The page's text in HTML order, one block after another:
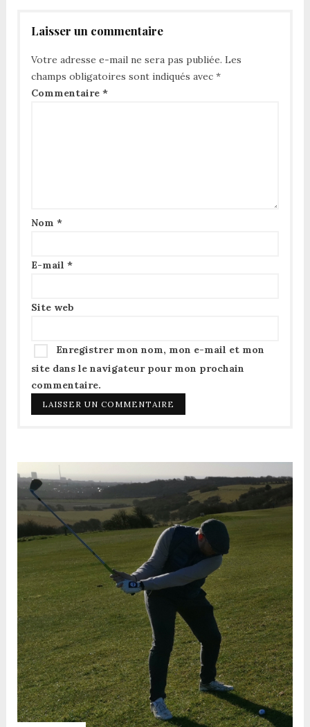
Laisser un commentaire
Votre adresse e-mail ne sera pas publiée. Les
champs obligatoires sont indiqués avec *
Commentaire *
Nom *
E-mail *
Site web
Enregistrer mon nom, mon e-mail et mon
site dans le navigateur pour mon prochain
commentaire.